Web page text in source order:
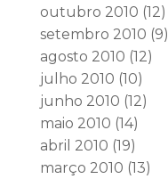
outubro 2010 (12)
setembro 2010 (9)
agosto 2010 (12)
julho 2010 (10)
junho 2010 (12)
maio 2010 (14)
abril 2010 (19)
março 2010 (13)